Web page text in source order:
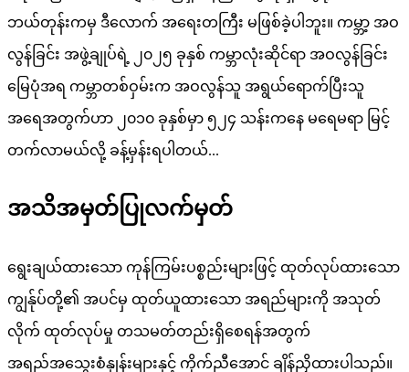
ဘယ်တုန်းကမှ ဒီလောက် အရေးတကြီး မဖြစ်ခဲ့ပါဘူး။ ကမ္ဘာ့ အဝ
လွန်ခြင်း အဖွဲ့ချုပ်ရဲ့ ၂၀၂၅ ခုနှစ် ကမ္ဘာလုံးဆိုင်ရာ အဝလွန်ခြင်း
မြေပုံအရ ကမ္ဘာတစ်ဝှမ်းက အဝလွန်သူ အရွယ်ရောက်ပြီးသူ
အရေအတွက်ဟာ ၂၀၁၀ ခုနှစ်မှာ ၅၂၄ သန်းကနေ မရေမရာ မြင့်
တက်လာမယ်လို့ ခန့်မှန်းရပါတယ်...
အသိအမှတ်ပြုလက်မှတ်
ရွေးချယ်ထားသော ကုန်ကြမ်းပစ္စည်းများဖြင့် ထုတ်လုပ်ထားသော
ကျွန်ုပ်တို့၏ အပင်မှ ထုတ်ယူထားသော အရည်များကို အသုတ်
လိုက် ထုတ်လုပ်မှု တသမတ်တည်းရှိစေရန်အတွက်
အရည်အသွေးစံနှုန်းများနှင့် ကိုက်ညီအောင် ချိန်ညှိထားပါသည်။